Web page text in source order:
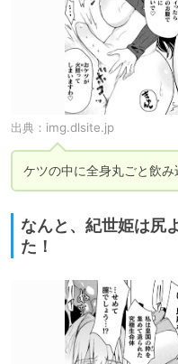
出典： img.dlsite.jp
ケツの中に全身丸ごと飲み
なんと、紀世姫は尻
た！